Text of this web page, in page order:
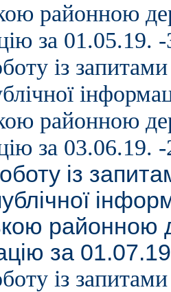
районною
за 01.05.19.
із
районною
за 03.06.19.
із
районною
за
із